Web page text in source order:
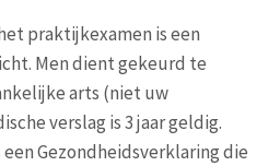
praktijkexamen is een
Men dient gekeurd te
arts (niet uw
verslag is 3 jaar geldig.
Gezondheidsverklaring die